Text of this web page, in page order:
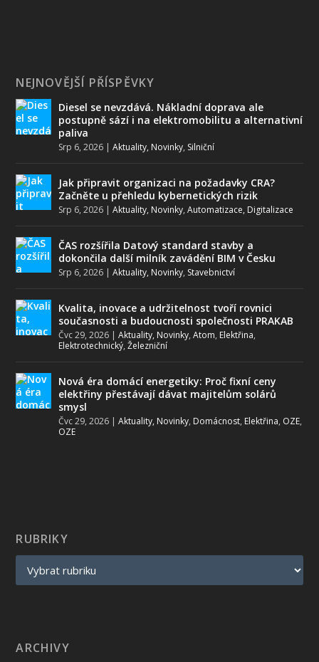
NEJNOVĚJŠÍ PŘÍSPĚVKY
Diesel se nevzdává. Nákladní doprava ale
postupně sází i na elektromobilitu a alternativní
paliva
Srp 6, 2026 |Aktuality, Novinky, Silniční
Jak připravit organizaci na požadavky CRA?
Začněte u přehledu kybernetických rizik
Srp 6, 2026 |Aktuality, Novinky,Automatizace, Digitalizace
ČAS rozšířila Datový standard stavby a
dokončila další milník zavádění BIM v Česku
Srp 6, 2026 |Aktuality, Novinky, Stavebnictví
Kvalita, inovace a udržitelnost tvoří rovnici
současnosti a budoucnosti společnosti PRAKAB
Čvc 29, 2026 |Aktuality, Novinky,Atom, Elektřina,
Elektrotechnický,Železniční
Nová éra domácí energetiky: Proč fixní ceny
elektřiny přestávají dávat majitelům solárů
smysl
Čvc 29, 2026 |Aktuality, Novinky, Domácnost, Elektřina, OZE,
OZE
RUBRIKY
ARCHIVY